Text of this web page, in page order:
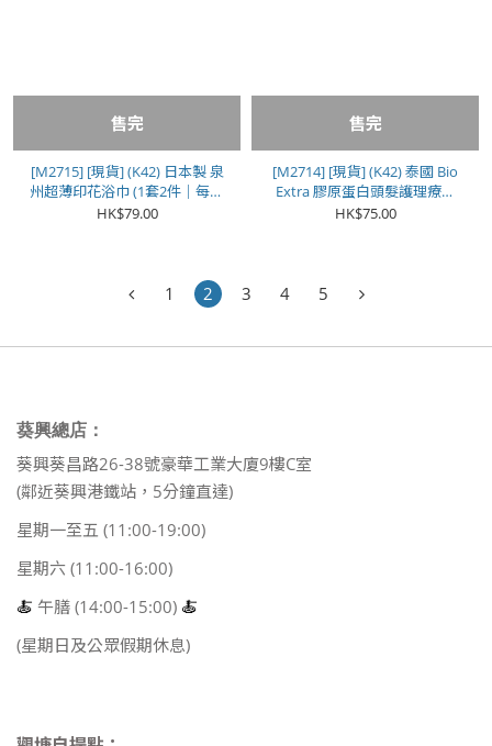
售完
[M2715] [現貨] (K42) 日本製 泉
州超薄印花浴巾 (1套2件｜每色
各1)
HK$79.00
售完
[M2714] [現貨] (K42) 泰國 Bio
Extra 膠原蛋白頭髮護理療程
500g **黃色**
HK$75.00
1 2 3 4 5
葵興總店：
葵興葵昌路26-38號豪華工業大廈9樓C室
(鄰近葵興港鐵站，5分鐘直達)
星期一至五 (11:00-19:00)
星期六 (11:00-16:00)
🍝 午膳 (14:00-15:00) 🍝
(星期日及公眾假期休息)